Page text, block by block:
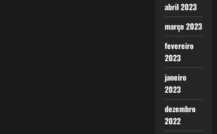
abril 2023
março 2023
fevereiro
2023
janeiro
2023
dezembro
2022